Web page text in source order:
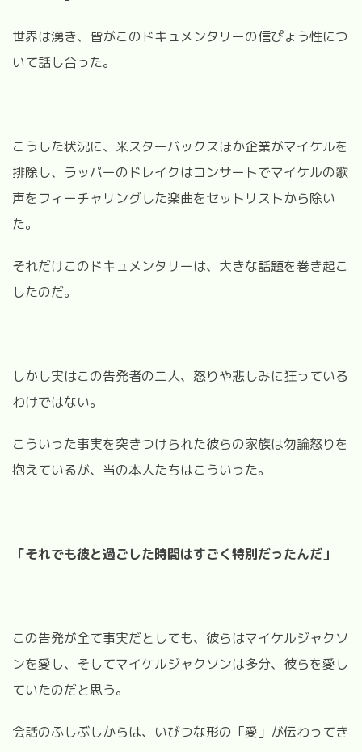
世界は湧き、皆がこのドキュメンタリーの信ぴょう性につ
いて話し合った。
こうした状況に、米スターバックスほか企業がマイケルを
排除し、ラッパーのドレイクはコンサートでマイケルの歌
声をフィーチャリングした楽曲をセットリストから除い
た。
それだけこのドキュメンタリーは、大きな話題を巻き起こ
したのだ。
しかし実はこの告発者の二人、怒りや悲しみに狂っている
わけではない。
こういった事実を突きつけられた彼らの家族は勿論怒りを
抱えているが、当の本人たちはこういった。
「それでも彼と過ごした時間はすごく特別だったんだ」
この告発が全て事実だとしても、彼らはマイケルジャクソ
ンを愛し、そしてマイケルジャクソンは多分、彼らを愛し
ていたのだと思う。
会話のふしぶしからは、いびつな形の「愛」が伝わってき